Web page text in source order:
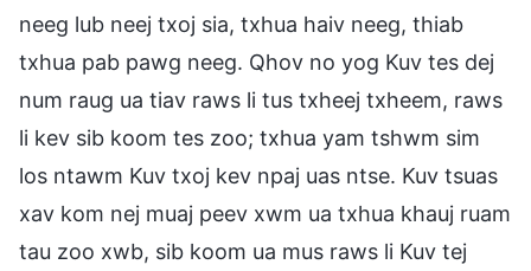
neeg lub neej txoj sia, txhua haiv neeg, thiab
txhua pab pawg neeg. Qhov no yog Kuv tes dej
num raug ua tiav raws li tus txheej txheem, raws
li kev sib koom tes zoo; txhua yam tshwm sim
los ntawm Kuv txoj kev npaj uas ntse. Kuv tsuas
xav kom nej muaj peev xwm ua txhua khauj ruam
tau zoo xwb, sib koom ua mus raws li Kuv tej